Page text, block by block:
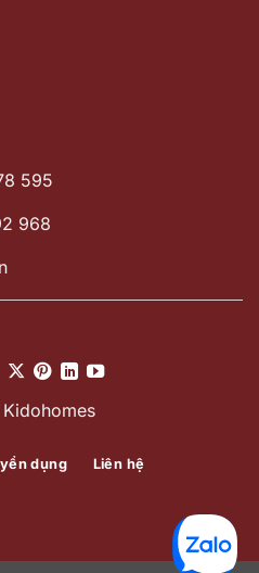
595
968
dụng Liên hệ